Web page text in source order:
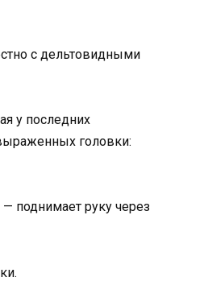
с дельтовидными
у последних
головки:
поднимает руку через